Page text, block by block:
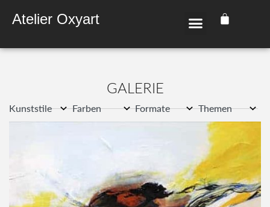
Atelier Oxyart
GALE­RIE
Kunststile Farben Formate Themen